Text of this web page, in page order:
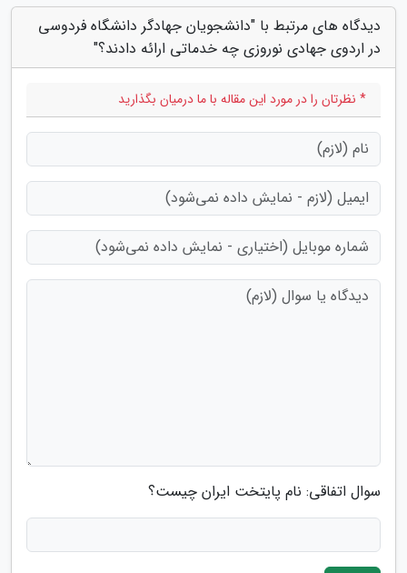
دیدگاه های مرتبط با "دانشجویان جهادگر دانشگاه فردوسی
در اردوی جهادی نوروزی چه خدماتی ارائه دادند؟"
* نظرتان را در مورد این مقاله با ما درمیان بگذارید
سوال اتفاقی: نام پایتخت ایران چیست؟